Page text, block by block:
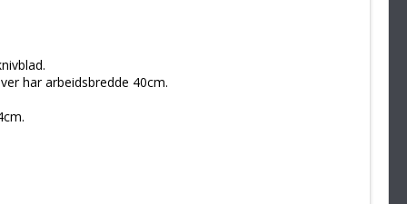
har arbeidsbredde 40cm.